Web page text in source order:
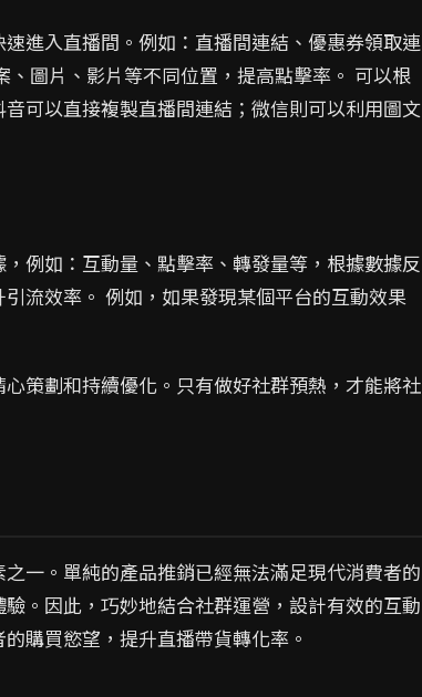
進入直播間。例如：直播間連結、優惠券領取連
圖片、影片等不同位置，提高點擊率。 可以根
可以直接複製直播間連結；微信則可以利用圖文
例如：互動量、點擊率、轉發量等，根據數據反
流效率。 例如，如果發現某個平台的互動效果
策劃和持續優化。只有做好社群預熱，才能將社
一。單純的產品推銷已經無法滿足現代消費者的
。因此，巧妙地結合社群運營，設計有效的互動
購買慾望，提升直播帶貨轉化率。